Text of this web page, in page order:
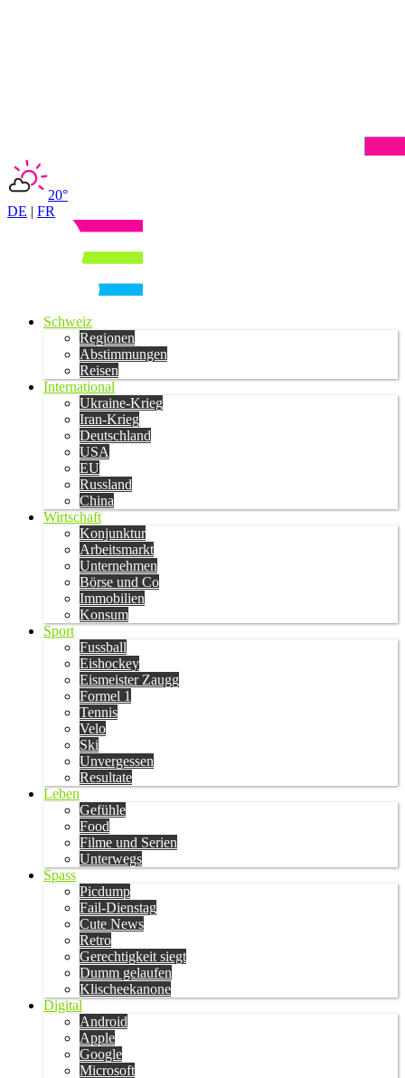
20°
DE | FR
Schweiz
Regionen
Abstimmungen
Reisen
International
Ukraine-Krieg
Iran-Krieg
Deutschland
USA
EU
Russland
China
Wirtschaft
Konjunktur
Arbeitsmarkt
Unternehmen
Börse und Co
Immobilien
Konsum
Sport
Fussball
Eishockey
Eismeister Zaugg
Formel 1
Tennis
Velo
Ski
Unvergessen
Resultate
Leben
Gefühle
Food
Filme und Serien
Unterwegs
Spass
Picdump
Fail-Dienstag
Cute News
Retro
Gerechtigkeit siegt
Dumm gelaufen
Klischeekanone
Digital
Android
Apple
Google
Microsoft